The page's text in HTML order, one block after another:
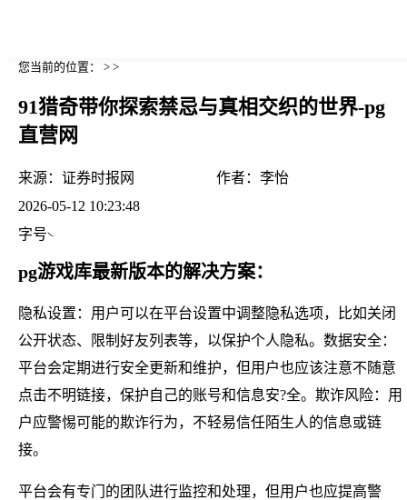
您当前的位置： > >
91猎奇带你探索禁忌与真相交织的世界-pg
直营网
来源： 证券时报网 作者： 李怡
2026-05-12 10:23:48
字号
pg游戏库最新版本的解决方案：
隐私设置：用户可以在平台设置中调整隐私选项，比如关闭
公开状态、限制好友列表等，以保护个人隐私。数据安全：
平台会定期进行安全更新和维护，但用户也应该注意不随意
点击不明链接，保护自己的账号和信息安?全。欺诈风险：用
户应警惕可能的欺诈行为，不轻易信任陌生人的信息或链
接。
平台会有专门的团队进行监控和处理，但用户也应提高警